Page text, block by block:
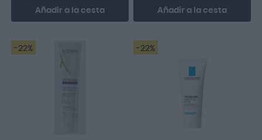
Añadir a la cesta Añadir a la cesta
-22% -22%
Llevo un par de semanas
no tengo claro si...